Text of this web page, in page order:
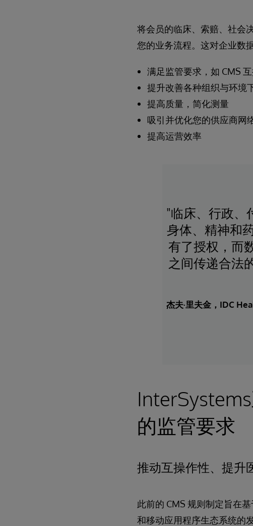
将会员的临床、索赔、社会
您的业务流程。这对企业数
满足监管要求，如 CMS
提升改善各种组织与环境
提高质量，简化测量
吸引并优化您的供应商网
提高运营效率
"临床、行政、
身体、精神和
有了授权，而
之间传递合法
杰夫·里夫金，IDC
的监管要求
推动互操作性、提升
此前的 CMS 规则制定旨在
和移动应用程序生态系统的